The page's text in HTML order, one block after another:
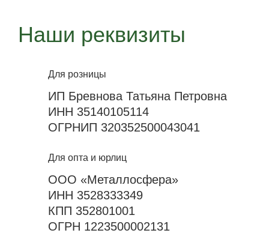
Наши реквизиты
Для розницы
ИП Бревнова Татьяна Петровна
ИНН 35140105114
ОГРНИП 320352500043041
Для опта и юрлиц
ООО «Металлосфера»
ИНН 3528333349
КПП 352801001
ОГРН 1223500002131